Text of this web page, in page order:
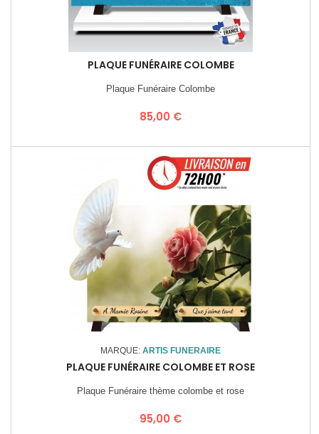
PLAQUE FUNÉRAIRE COLOMBE
Plaque Funéraire Colombe
Prix
85,00 €
MARQUE: ARTIS FUNERAIRE
PLAQUE FUNÉRAIRE COLOMBE ET ROSE
Plaque Funéraire thème colombe et rose
Prix
95,00 €